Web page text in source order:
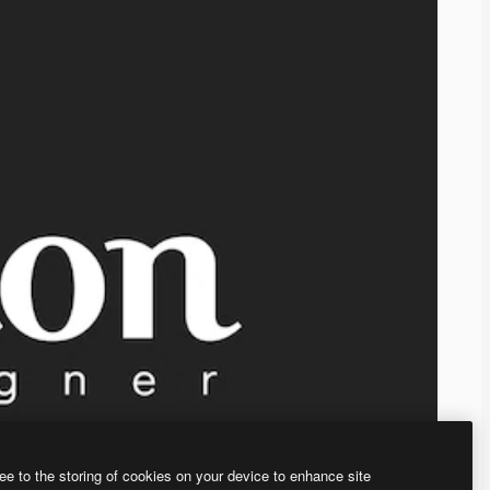
to the storing of cookies on your device to enhance site